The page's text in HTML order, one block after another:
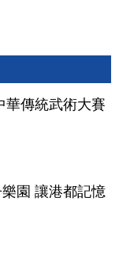
華傳統武術大賽
園 讓港都記憶